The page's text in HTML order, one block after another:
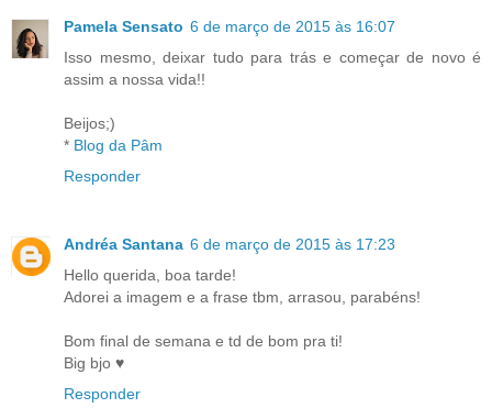
Pamela Sensato 6 de março de 2015 às 16:07
Isso mesmo, deixar tudo para trás e começar de novo é
assim a nossa vida!!
Beijos;)
* Blog da Pâm
Responder
Andréa Santana 6 de março de 2015 às 17:23
Hello querida, boa tarde!
Adorei a imagem e a frase tbm, arrasou, parabéns!
Bom final de semana e td de bom pra ti!
Big bjo ♥
Responder